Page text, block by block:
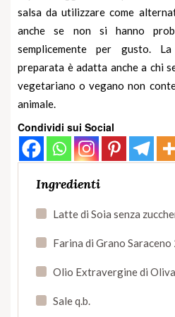
salsa da utilizzare come
anche se non si hanno
semplicemente per gusto.
preparata è adatta anche a chi
vegetariano ovegano non
animale.
Condividi sui Social
Ingredienti
Latte di Soia senza
Farina di Grano Saraceno
Olio Extravergine di
Sale q.b.